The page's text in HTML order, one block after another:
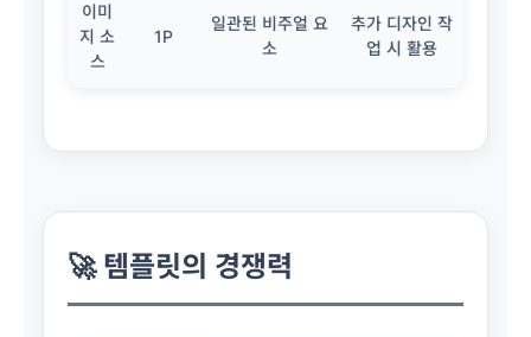
이미
지 소
스
1P
일관된 비주얼 요
소
추가 디자인 작
업 시 활용
🚀 템플릿의 경쟁력